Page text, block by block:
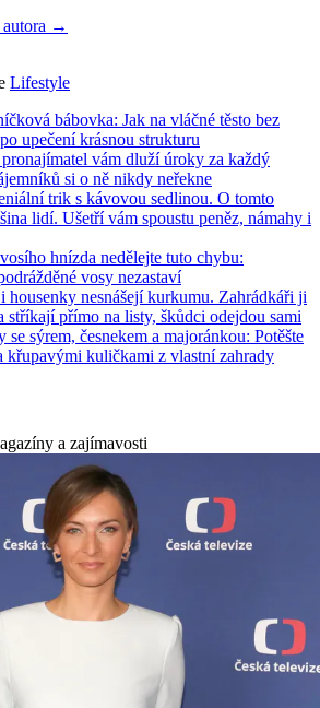
autora →
Lifestyle
bábovka: Jak na vláčné těsto bez
upečení krásnou strukturu
vám dluží úroky za každý
si o ně nikdy neřekne
trik s kávovou sedlinou. O tomto
lidí. Ušetří vám spoustu peněz, námahy i
hnízda nedělejte tuto chybu:
vosy nezastaví
housenky nesnášejí kurkumu. Zahrádkáři ji
stříkají přímo na listy, škůdci odejdou sami
se sýrem, česnekem a majoránkou: Potěšte
křupavými kuličkami z vlastní zahrady
a zajímavosti